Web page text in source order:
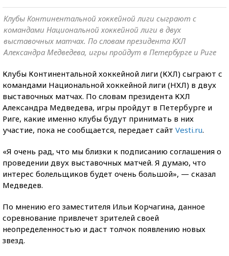
Клубы Континентальной хоккейной лиги сыграют с
командами Национальной хоккейной лиги в двух
выставочных матчах. По словам президента КХЛ
Александра Медведева, игры пройдут в Петербурге и Риге
Клубы Континентальной хоккейной лиги (КХЛ) сыграют с
командами Национальной хоккейной лиги (НХЛ) в двух
выставочных матчах. По словам президента КХЛ
Александра Медведева, игры пройдут в Петербурге и
Риге, какие именно клубы будут принимать в них
участие, пока не сообщается, передает сайт Vesti.ru.
«Я очень рад, что мы близки к подписанию соглашения о
проведении двух выставочных матчей. Я думаю, что
интерес болельщиков будет очень большой», — сказал
Медведев.
По мнению его заместителя Ильи Корчагина, данное
соревнование привлечет зрителей своей
неопределенностью и даст толчок появлению новых
звезд.